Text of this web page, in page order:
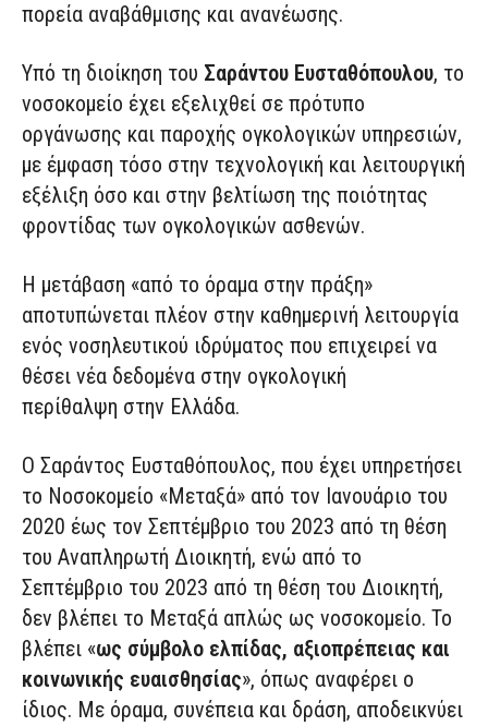
πορεία αναβάθμισης και ανανέωσης.
Υπό τη διοίκηση του Σαράντου Ευσταθόπουλου, το
νοσοκομείο έχει εξελιχθεί σε πρότυπο
οργάνωσης και παροχής ογκολογικών υπηρεσιών,
με έμφαση τόσο στην τεχνολογική και λειτουργική
εξέλιξη όσο και στην βελτίωση της ποιότητας
φροντίδας των ογκολογικών ασθενών.
Η μετάβαση «από το όραμα στην πράξη»
αποτυπώνεται πλέον στην καθημερινή λειτουργία
ενός νοσηλευτικού ιδρύματος που επιχειρεί να
θέσει νέα δεδομένα στην ογκολογική
περίθαλψη στην Ελλάδα.
Ο Σαράντος Ευσταθόπουλος, που έχει υπηρετήσει
το Νοσοκομείο «Μεταξά» από τον Ιανουάριο του
2020 έως τον Σεπτέμβριο του 2023 από τη θέση
του Αναπληρωτή Διοικητή, ενώ από το
Σεπτέμβριο του 2023 από τη θέση του Διοικητή,
δεν βλέπει το Μεταξά απλώς ως νοσοκομείο. Το
βλέπει «ως σύμβολο ελπίδας, αξιοπρέπειας και
κοινωνικής ευαισθησίας», όπως αναφέρει ο
ίδιος. Με όραμα, συνέπεια και δράση, αποδεικνύει